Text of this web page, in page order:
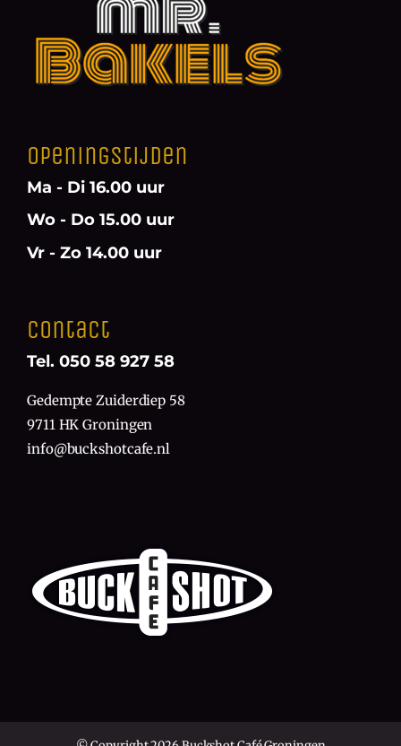
Openingstijden
Ma - Di 16.00 uur
Wo - Do 15.00 uur
Vr - Zo 14.00 uur
Contact
Tel. 050 58 927 58
Gedempte Zuiderdiep 58
9711 HK Groningen
info@buckshotcafe.nl